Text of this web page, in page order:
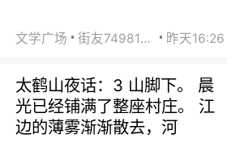
文学广场 街友74981146 昨天16:26
太鹤山夜话：3 山脚下。 晨
光已经铺满了整座村庄。 江
边的薄雾渐渐散去，河